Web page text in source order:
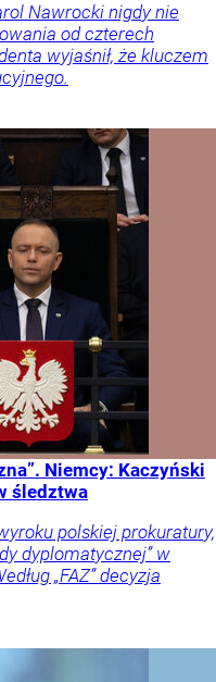
Nawrocki nigdy nie
od czterech
wyjaśnił, że kluczem
Niemcy: Kaczyński
śledztwa
polskiej prokuratury,
dyplomatycznej” w
„FAZ” decyzja